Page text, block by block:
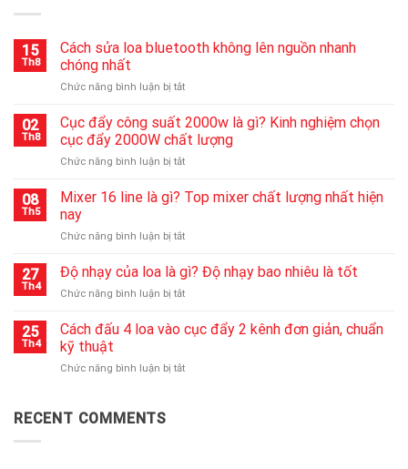
15
Th8
Cách sửa loa bluetooth không lên nguồn nhanh
chóng nhất
Chức năng bình luận bị tắtở
sửa
loa
bluetooth
không
nguồn
nhất
02
Th8
Cục đẩy công suất 2000w là gì? Kinh nghiệm chọn
cục đẩy 2000W chất lượng
Chức năng bình luận bị tắtở
đẩy
công
2000w
gì?
nghiệm
cục
08
Th5
Mixer 16 line là gì? Top mixer chất lượng nhất hiện
nay
Chức năng bình luận bị tắtở
16
line
là
Top
lượng
27
Th4
Độ nhạy của loa là gì? Độ nhạy bao nhiêu là tốt
Chức năng bình luận bị tắtở
nhạy
của
là
25
Th4
Cách đấu 4 loa vào cục đẩy 2 kênh đơn giản, chuẩn
kỹ thuật
Chức năng bình luận bị tắtở
RECENT COMMENTS